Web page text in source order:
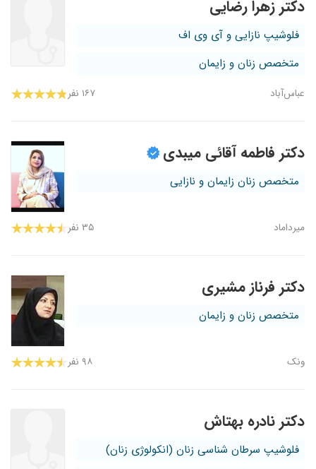
دکتر زهرا رضایی
فلوشیپ نازایی و آی وی اف
متخصص زنان و زایمان
عباس‌آباد ۱۶۷ نفر
دکتر فاطمه آقائی میبدی
متخصص زنان زایمان و نازایی
میرداماد ۳۵ نفر
دکتر فرناز مشیری
متخصص زنان و زایمان
ونک ۹۸ نفر
دکتر نادره بهتاش
فلوشیپ سرطان شناسی زنان (انکولوژی زنان)